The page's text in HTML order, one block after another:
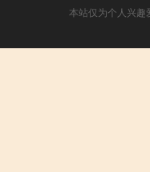
本站仅为个人兴趣